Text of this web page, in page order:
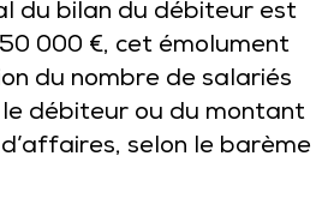
du bilan du débiteur est
000 €, cet émolument
du nombre de salariés
débiteur ou du montant
selon le barème